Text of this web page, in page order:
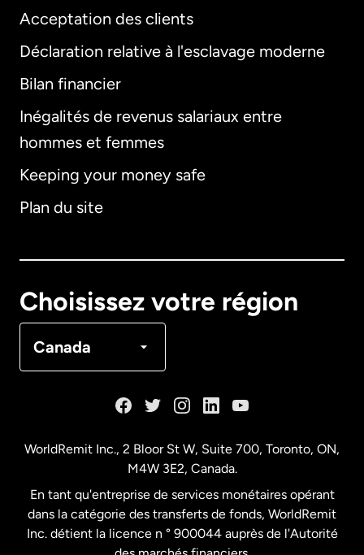
Acceptation des clients
Déclaration relative à l'esclavage moderne
Bilan financier
Inégalités de revenus salariaux entre
hommes et femmes
Keeping your money safe
Plan du site
Choisissez votre région
Canada
International
Allemagne
Français
États-Unis Español
WorldRemit Inc., 2 Bloor St W, Suite 700, Toronto, ON,
M4W 3E2, Canada.
En tant qu'entreprise de services monétaires opérant
dans la catégorie des transferts de fonds, WorldRemit
Inc. détient la licence n ° 900044 auprès de l'Autorité